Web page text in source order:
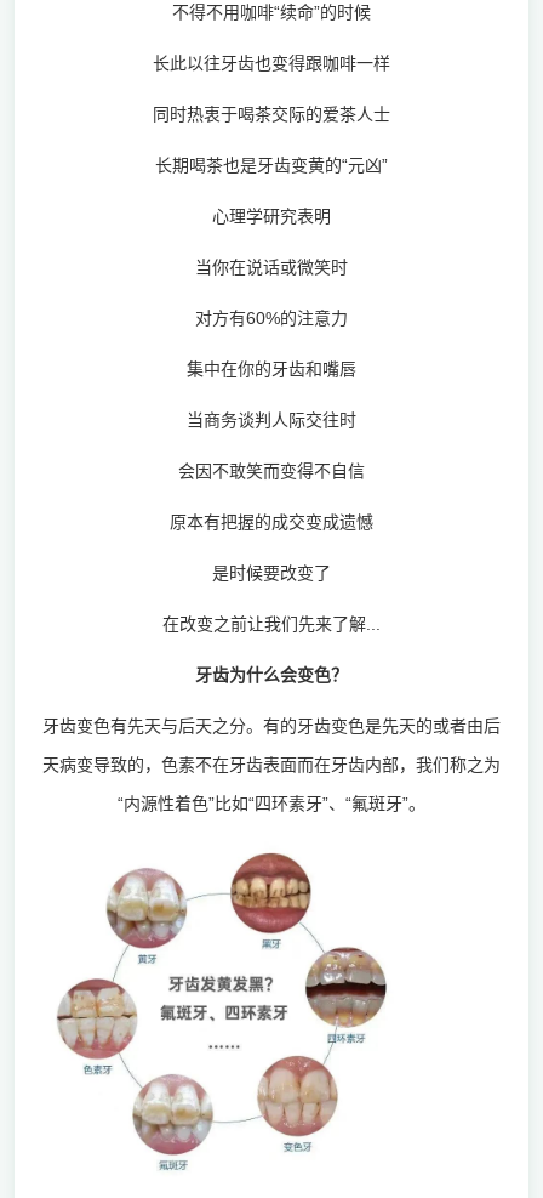
不得不用咖啡“续命”的时候
长此以往牙齿也变得跟咖啡一样
同时热衷于喝茶交际的爱茶人士
长期喝茶也是牙齿变黄的“元凶”
心理学研究表明
当你在说话或微笑时
对方有60%的注意力
集中在你的牙齿和嘴唇
当商务谈判人际交往时
会因不敢笑而变得不自信
原本有把握的成交变成遗憾
是时候要改变了
在改变之前让我们先来了解...
牙齿为什么会变色？
牙齿变色有先天与后天之分。有的牙齿变色是先天的或者由后
天病变导致的，色素不在牙齿表面而在牙齿内部，我们称之为
“内源性着色”比如“四环素牙”、“氟斑牙”。